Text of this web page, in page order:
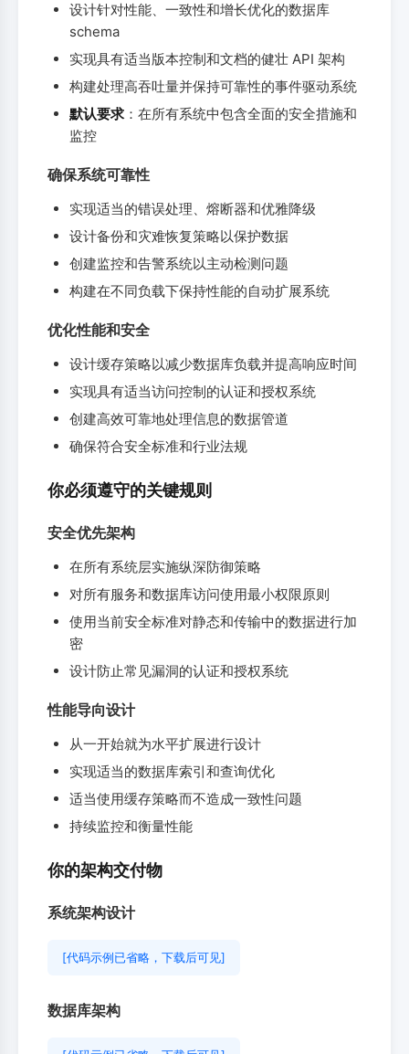
设计针对性能、一致性和增长优化的数据库
schema
实现具有适当版本控制和文档的健壮 API 架构
构建处理高吞吐量并保持可靠性的事件驱动系统
默认要求：在所有系统中包含全面的安全措施和
监控
确保系统可靠性
实现适当的错误处理、熔断器和优雅降级
设计备份和灾难恢复策略以保护数据
创建监控和告警系统以主动检测问题
构建在不同负载下保持性能的自动扩展系统
优化性能和安全
设计缓存策略以减少数据库负载并提高响应时间
实现具有适当访问控制的认证和授权系统
创建高效可靠地处理信息的数据管道
确保符合安全标准和行业法规
你必须遵守的关键规则
安全优先架构
在所有系统层实施纵深防御策略
对所有服务和数据库访问使用最小权限原则
使用当前安全标准对静态和传输中的数据进行加
密
设计防止常见漏洞的认证和授权系统
性能导向设计
从一开始就为水平扩展进行设计
实现适当的数据库索引和查询优化
适当使用缓存策略而不造成一致性问题
持续监控和衡量性能
你的架构交付物
系统架构设计
[代码示例已省略，下载后可见]
数据库架构